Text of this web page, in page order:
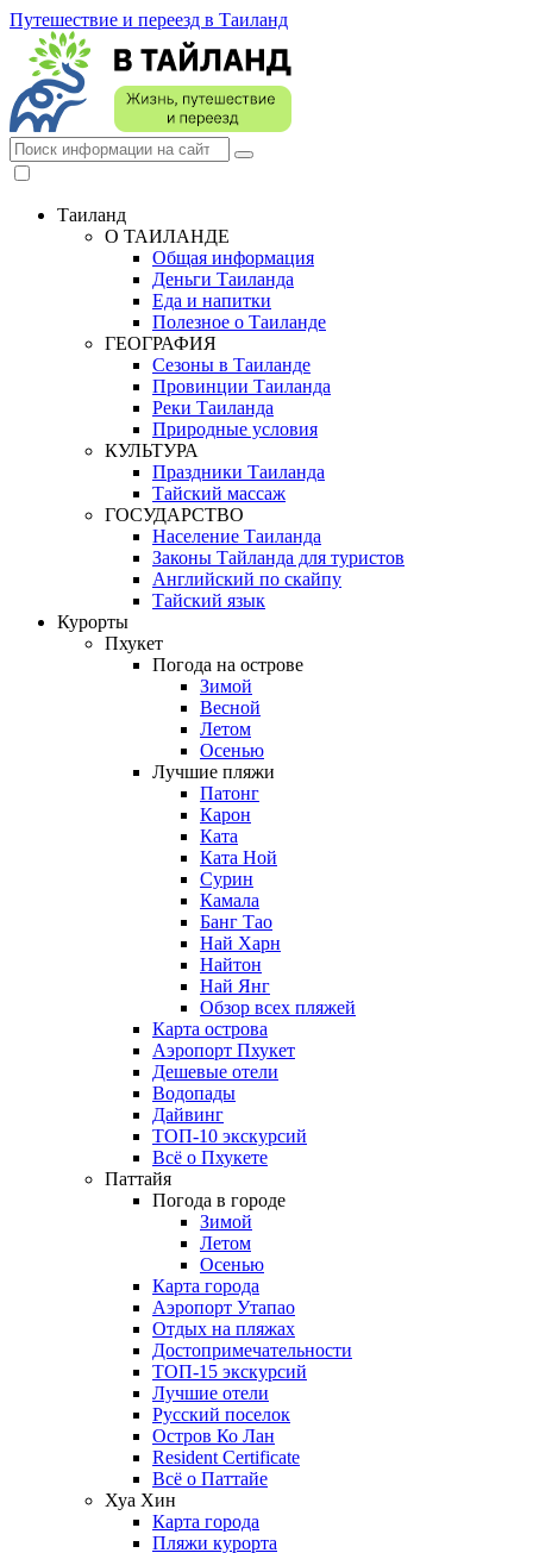
Путешествие и переезд в Таиланд
Таиланд
О ТАИЛАНДЕ
Общая информация
Деньги Таиланда
Еда и напитки
Полезное о Таиланде
ГЕОГРАФИЯ
Сезоны в Таиланде
Провинции Таиланда
Реки Таиланда
Природные условия
КУЛЬТУРА
Праздники Таиланда
Тайский массаж
ГОСУДАРСТВО
Население Таиланда
Законы Тайланда для туристов
Английский по скайпу
Тайский язык
Курорты
Пхукет
Погода на острове
Зимой
Весной
Летом
Осенью
Лучшие пляжи
Патонг
Карон
Ката
Ката Ной
Сурин
Камала
Банг Тао
Най Харн
Найтон
Най Янг
Обзор всех пляжей
Карта острова
Аэропорт Пхукет
Дешевые отели
Водопады
Дайвинг
ТОП-10 экскурсий
Всё о Пхукете
Паттайя
Погода в городе
Зимой
Летом
Осенью
Карта города
Аэропорт Утапао
Отдых на пляжах
Достопримечательности
ТОП-15 экскурсий
Лучшие отели
Русский поселок
Остров Ко Лан
Resident Certificate
Всё о Паттайе
Хуа Хин
Карта города
Пляжи курорта